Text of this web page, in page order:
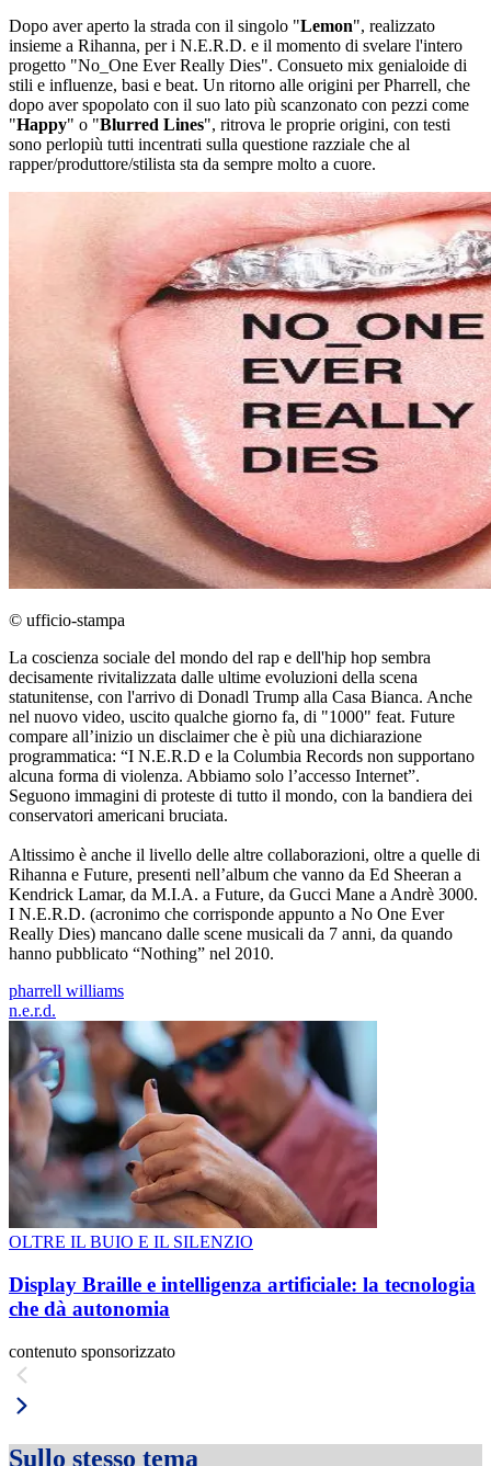
Dopo aver aperto la strada con il singolo "Lemon", realizzato
insieme a Rihanna, per i N.E.R.D. e il momento di svelare l'intero
progetto "No_One Ever Really Dies". Consueto mix genialoide di
stili e influenze, basi e beat. Un ritorno alle origini per Pharrell, che
dopo aver spopolato con il suo lato più scanzonato con pezzi come
"Happy" o "Blurred Lines", ritrova le proprie origini, con testi
sono perlopiù tutti incentrati sulla questione razziale che al
rapper/produttore/stilista sta da sempre molto a cuore.
© ufficio-stampa
La coscienza sociale del mondo del rap e dell'hip hop sembra
decisamente rivitalizzata dalle ultime evoluzioni della scena
statunitense, con l'arrivo di Donadl Trump alla Casa Bianca. Anche
nel nuovo video, uscito qualche giorno fa, di "1000" feat. Future
compare all’inizio un disclaimer che è più una dichiarazione
programmatica: “I N.E.R.D e la Columbia Records non supportano
alcuna forma di violenza. Abbiamo solo l’accesso Internet”.
Seguono immagini di proteste di tutto il mondo, con la bandiera dei
conservatori americani bruciata.
Altissimo è anche il livello delle altre collaborazioni, oltre a quelle di
Rihanna e Future, presenti nell’album che vanno da Ed Sheeran a
Kendrick Lamar, da M.I.A. a Future, da Gucci Mane a Andrè 3000.
I N.E.R.D. (acronimo che corrisponde appunto a No One Ever
Really Dies) mancano dalle scene musicali da 7 anni, da quando
hanno pubblicato “Nothing” nel 2010.
pharrell williams
n.e.r.d.
OLTRE IL BUIO E IL SILENZIO
Display Braille e intelligenza artificiale: la tecnologia
che dà autonomia
contenuto sponsorizzato
Sullo stesso tema